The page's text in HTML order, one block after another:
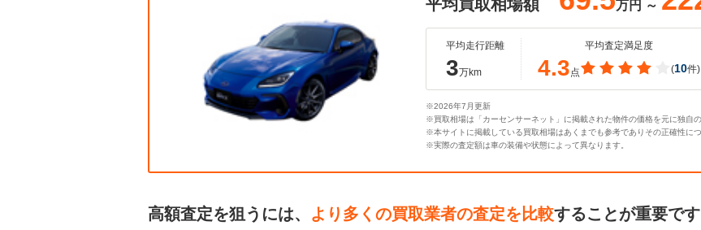
平均買取相場額 万円 ～
平均走行距離
3万km
平均査定満足度
4.3点 (10件)
※2026年7月更新
※買取相場は「カーセンサーネット」に掲載された物件の価格を元に独自
※本サイトに掲載している買取相場はあくまでも参考でありその正確性に
※実際の査定額は車の装備や状態によって異なります。
高額査定を狙うには、 より多くの買取業者の査定を比較することが重要です